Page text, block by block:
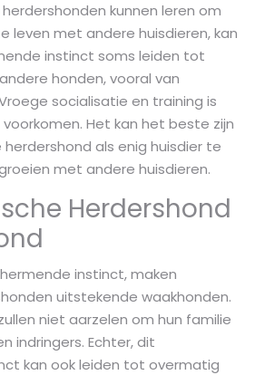
kunnen leren om
leven met andere huisdieren, kan
instinct soms leiden tot
honden, vooral van
socialisatie en training is
Het kan het beste zijn
als enig huisdier te
met andere huisdieren.
Herdershond
instinct, maken
uitstekende waakhonden.
niet aarzelen om hun familie
indringers. Echter, dit
kan ook leiden tot overmatig